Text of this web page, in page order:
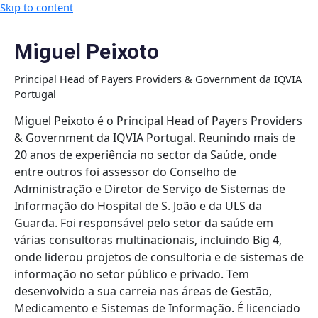
Skip to content
Miguel Peixoto
Principal Head of Payers Providers & Government da IQVIA
Portugal
Miguel Peixoto é o Principal Head of Payers Providers
& Government da IQVIA Portugal. Reunindo mais de
20 anos de experiência no sector da Saúde, onde
entre outros foi assessor do Conselho de
Administração e Diretor de Serviço de Sistemas de
Informação do Hospital de S. João e da ULS da
Guarda. Foi responsável pelo setor da saúde em
várias consultoras multinacionais, incluindo Big 4,
onde liderou projetos de consultoria e de sistemas de
informação no setor público e privado. Tem
desenvolvido a sua carreia nas áreas de Gestão,
Medicamento e Sistemas de Informação. É licenciado